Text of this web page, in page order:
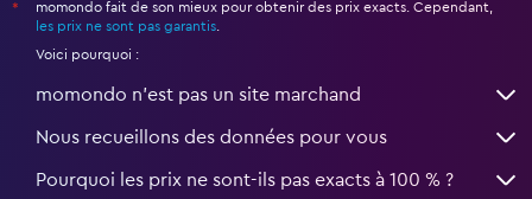
*
momondo fait de son mieux pour obtenir des prix exacts. Cependant,
les prix ne sont pas garantis.
Voici pourquoi :
momondo n'est pas un site marchand
Nous recueillons des données pour vous
Pourquoi les prix ne sont-ils pas exacts à 100 % ?